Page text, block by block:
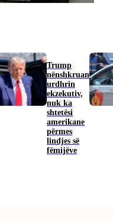
Trump
nënshkruan
urdhrin
ekzekutiv,
nuk ka
shtetësi
amerikane
përmes
lindjes së
fëmijëve